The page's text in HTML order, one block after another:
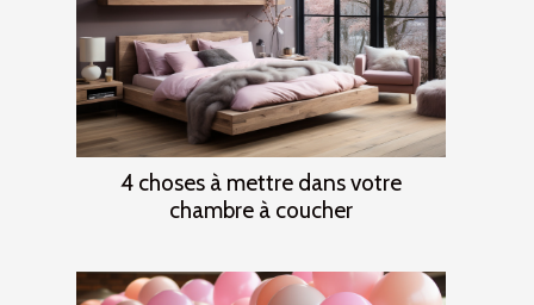
4 choses à mettre dans votre
chambre à coucher